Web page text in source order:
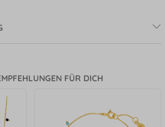
FÜR DICH